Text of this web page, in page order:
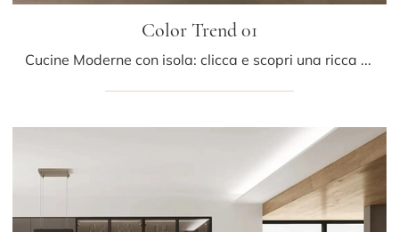
Color Trend 01
Cucine Moderne con isola: clicca e scopri una ricca gamma di soluzioni del marchio Stosa, tra cui il modello Color Trend 01.